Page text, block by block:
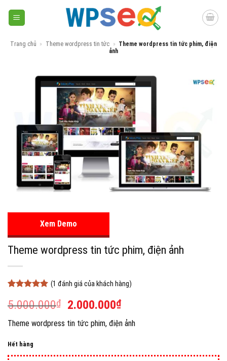
Trang chủ » Theme wordpress tin tức » Theme wordpress tin tức phim, điện
ảnh
Xem Demo
Theme wordpress tin tức phim, điện ảnh
dựa trên
đánh giá
(1 đánh giá của khách hàng)
5.000.000₫
Giá
gốc
là:
2.000.000₫Giá
hiện
tại
2.000.000₫.
Theme wordpress tin tức phim, điện ảnh
Hết hàng